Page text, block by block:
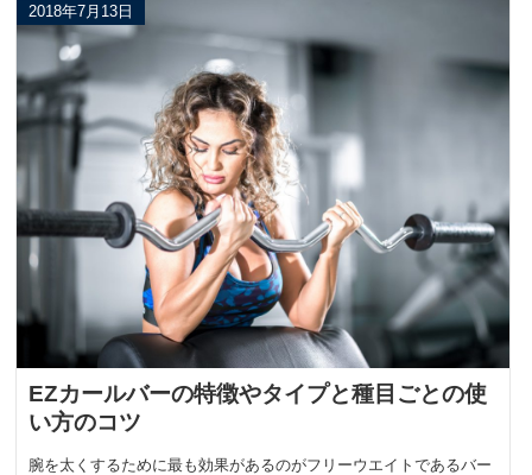
2018年7月13日
EZカールバーの特徴やタイプと種目ごとの使
い方のコツ
腕を太くするために最も効果があるのがフリーウエイトであるバー